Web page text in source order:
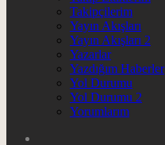
Takipçilerim
Yayın Akışları
Yayın Akışları 2
Yazarlar
Yazdığım Haberler
Yol Durumu
Yol Durumu 2
Yorumlarım